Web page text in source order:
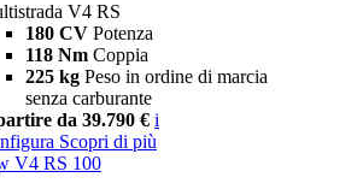
V4 RS
180 CV Potenza
118 Nm Coppia
225 kg Peso in ordine di marcia
senza carburante
da 39.790 € i
Scopri di più
V4 RS 100